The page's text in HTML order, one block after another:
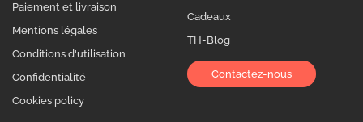
Paiement et livraison
Mentions légales
Conditions d'utilisation
Confidentialité
Cookies policy
Cadeaux
TH-Blog
Contactez-nous